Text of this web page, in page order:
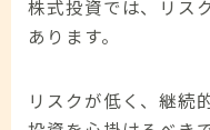
株式投資では、リス
あります。
リスクが低く、継続